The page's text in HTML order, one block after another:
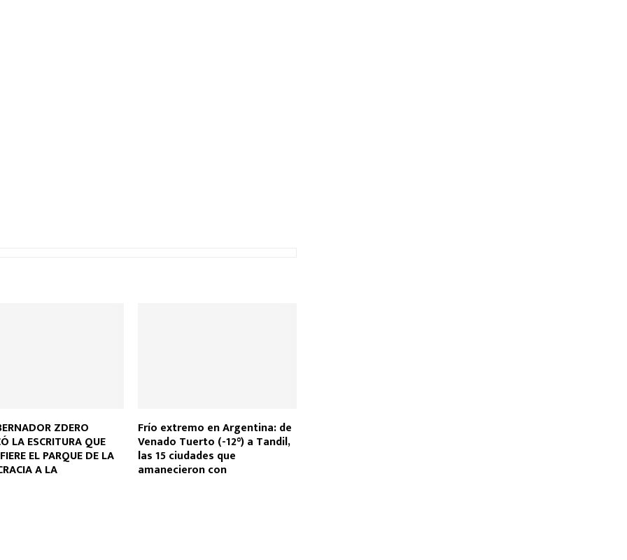
ZDERO
LA ESCRITURA QUE
EL PARQUE DE LA
A LA
Frío extremo en Argentina: de
Venado Tuerto (-12°) a Tandil,
las 15 ciudades que
amanecieron con